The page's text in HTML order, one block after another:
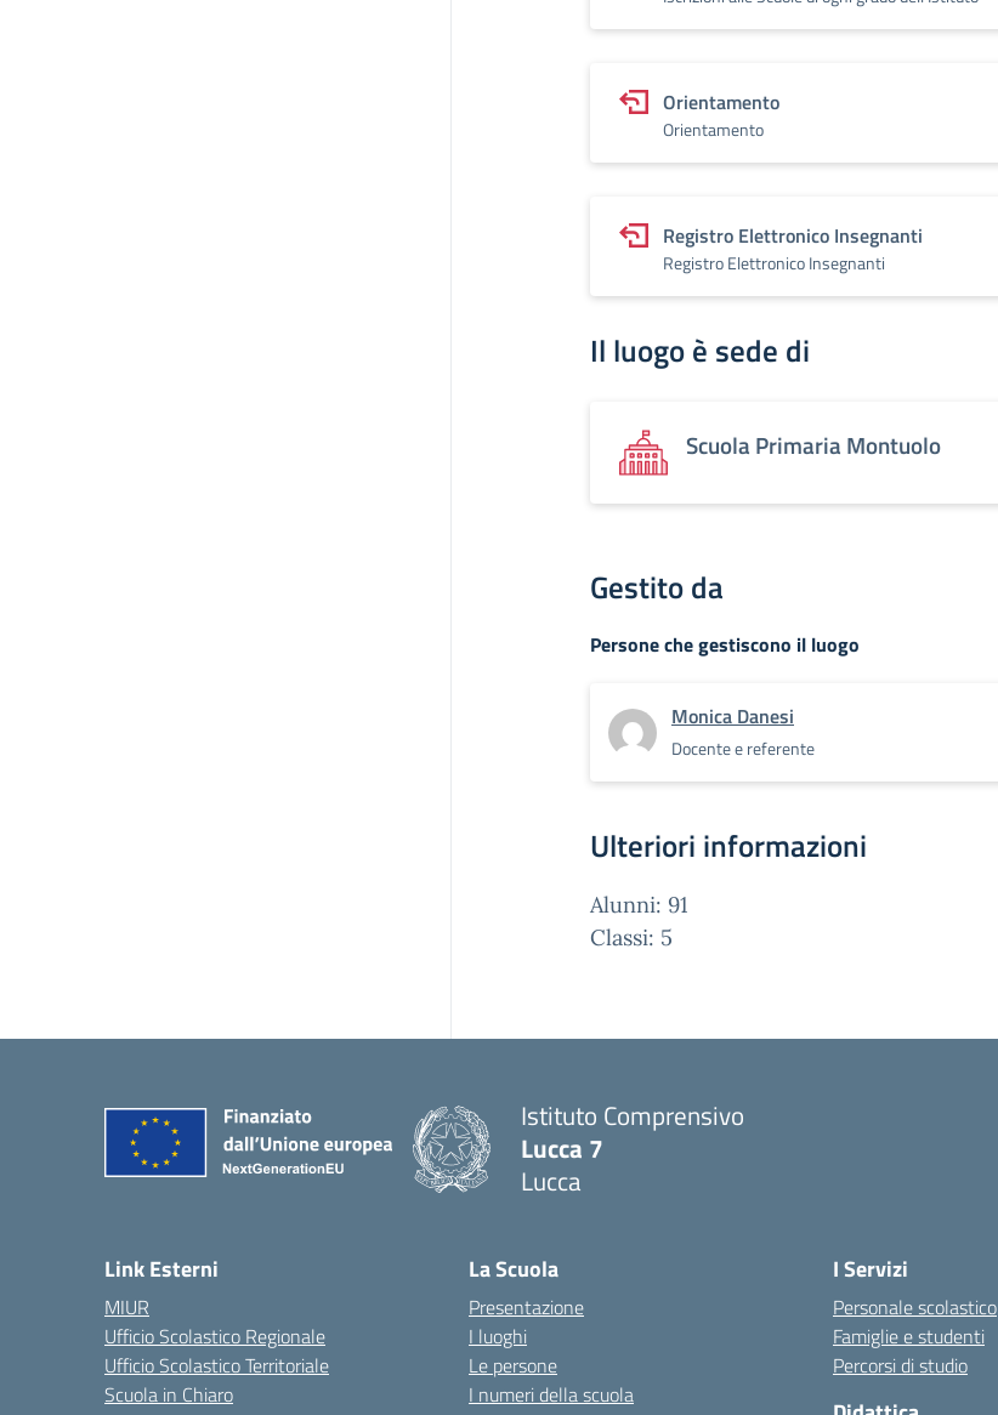
Orientamento
Orientamento
Registro Elettronico Insegnanti
Registro Elettronico Insegnanti
Il luogo è sede di
Scuola Primaria Montuolo
Gestito da
Persone che gestiscono il luogo
Monica Danesi
Docente e referente
Ulteriori informazioni
Alunni: 91
Classi: 5
Istituto Comprensivo
Lucca 7
Lucca
Link Esterni
MIUR
Ufficio Scolastico Regionale
Ufficio Scolastico Territoriale
Scuola in Chiaro
La Scuola
Presentazione
I luoghi
Le persone
I numeri della scuola
I Servizi
Personale scolastico
Famiglie e studenti
Percorsi di studio